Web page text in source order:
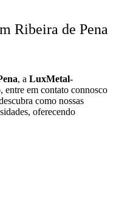
Ribeira de Pena
, a LuxMetal-
entre em contato connosco
como nossas
oferecendo